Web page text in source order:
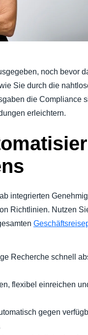
noch bevor
Sie durch die
die Compliance
erleichtern.
integrierten
Richtlinien. Nutzen
Recherche schnell
flexibel einreichen
gegen